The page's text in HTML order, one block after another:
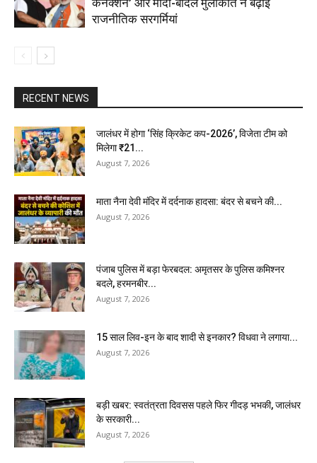
कनेक्शन’ और मोदी-बादल मुलाकात ने बढ़ाई
राजनीतिक सरगर्मियां
RECENT NEWS
जालंधर में होगा ‘सिंह क्रिकेट कप-2026’, विजेता टीम को
मिलेगा ₹21...
August 7, 2026
माता नैना देवी मंदिर में दर्दनाक हादसा: बंदर से बचने की...
August 7, 2026
पंजाब पुलिस में बड़ा फेरबदल: अमृतसर के पुलिस कमिश्नर
बदले, हरमनबीर...
August 7, 2026
15 साल लिव-इन के बाद शादी से इनकार? विधवा ने लगाया...
August 7, 2026
बड़ी खबर: स्वतंत्रता दिवसस पहले फिर गीदड़ भभकी, जालंधर
के सरकारी...
August 7, 2026